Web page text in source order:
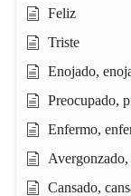
Feliz
Triste
Enojado,
Preocupado,
Enfermo,
Avergonzado,
Cansado,